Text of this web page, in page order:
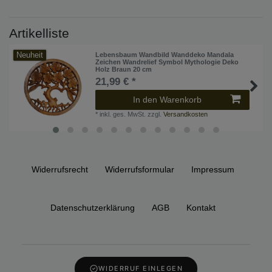
Artikelliste
Neuheit
Lebensbaum Wandbild Wanddeko Mandala
Zeichen Wandrelief Symbol Mythologie Deko
Holz Braun 20 cm
21,99 € *
In den Warenkorb
* inkl. ges. MwSt. zzgl.Versandkosten
Widerrufs­recht Widerrufs­formular Impressum
Daten­schutz­erklärung AGB Kontakt
WIDERRUF EINLEGEN